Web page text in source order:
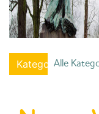
Kategorien
Alle